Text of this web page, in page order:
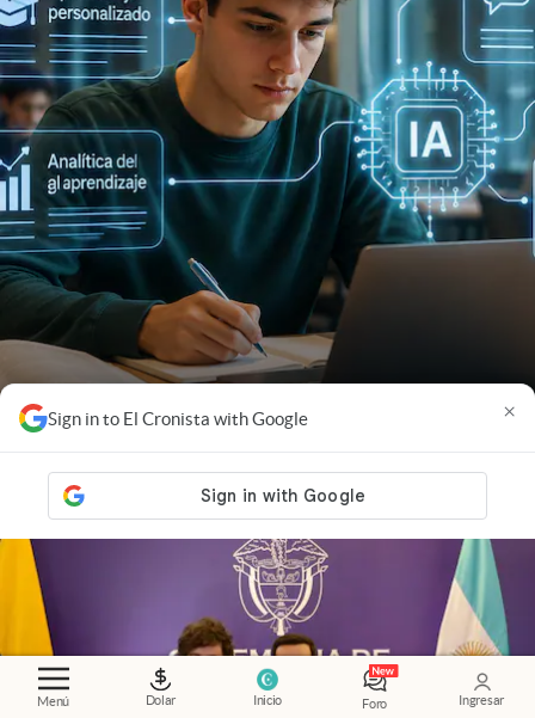
Menú Dolar Inicio Foro Ingresar
Sign in to El Cronista with Google ×
Globant
están redefiniendo la experiencia universitaria